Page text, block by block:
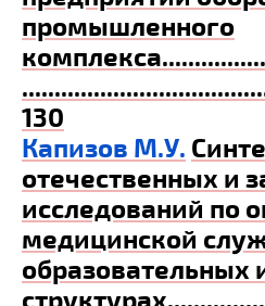
промышленного
комплекса
130
Капизов М.У.
отечественных и
исследований по
медицинской
образовательных